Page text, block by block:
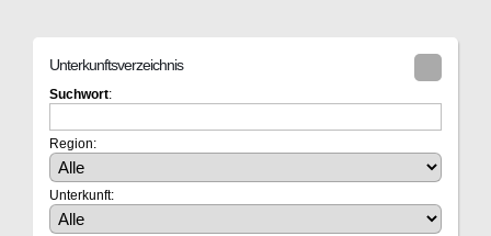
Unterkunftsverzeichnis
Suchwort:
Region:
Unterkunft: